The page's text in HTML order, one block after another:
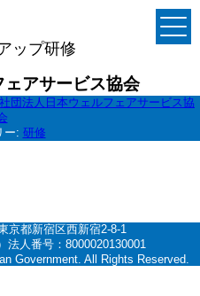
ップ研修
アサービス協会
団法人日本ウェルフェアサービス協
ー: 研修
京都新宿区西新宿2-8-1
法人番号：8000020130001
Government. All Rights Reserved.